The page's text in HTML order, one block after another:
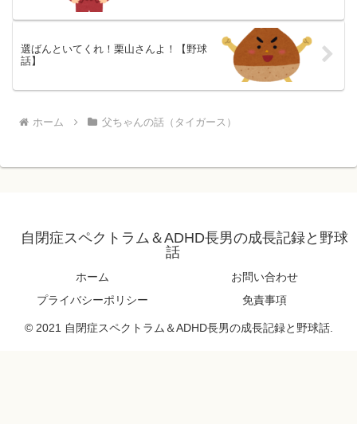
選ばんといてくれ！栗山さんよ！【野球
話】
ホーム 父ちゃんの話（タイガース）
自閉症スペクトラム＆ADHD長男の成長記録と野球
話
ホーム
お問い合わせ
プライバシーポリシー
免責事項
© 2021 自閉症スペクトラム＆ADHD長男の成長記録と野球話.